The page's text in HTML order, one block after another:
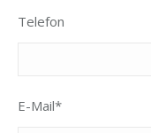
Telefon
E-Mail*